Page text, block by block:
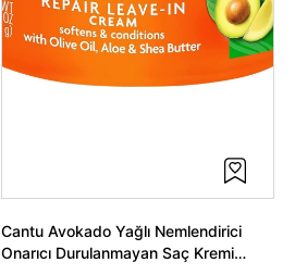
Cantu Avokado Yağlı Nemlendirici
Onarıcı Durulanmayan Saç Kremi